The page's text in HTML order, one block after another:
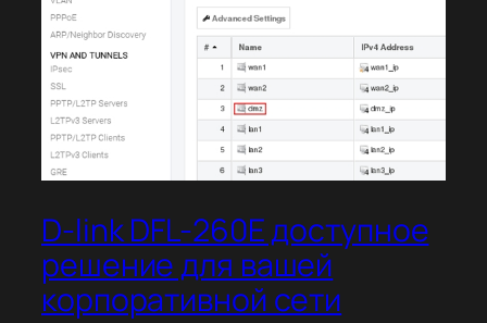
D-link DFL-260E доступное
решение для вашей
корпоративной сети